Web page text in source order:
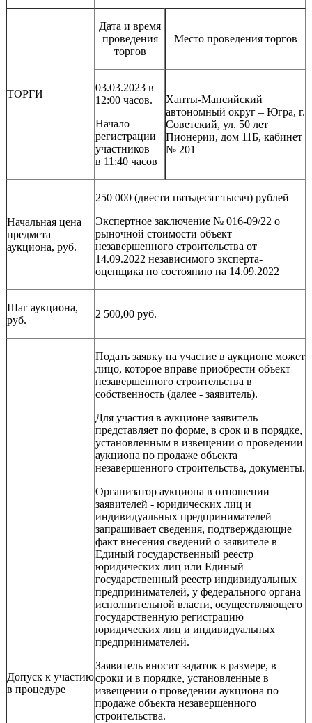
ТОРГИ
Дата и время
проведения
торгов
Место проведения торгов
03.03.2023 в
12:00 часов.
Начало
регистрации
участников
в 11:40 часов
Ханты-Мансийский
автономный округ – Югра, г.
Советский, ул. 50 лет
Пионерии, дом 11Б, кабинет
№ 201
Начальная цена
предмета
аукциона, руб.
250 000 (двести пятьдесят тысяч) рублей
Экспертное заключение № 016-09/22 о
рыночной стоимости объект
незавершенного строительства от
14.09.2022 независимого эксперта-
оценщика по состоянию на 14.09.2022
Шаг аукциона,
руб.
2 500,00 руб.
Допуск к участию
в процедуре
Подать заявку на участие в аукционе может
лицо, которое вправе приобрести объект
незавершенного строительства в
собственность (далее - заявитель).
Для участия в аукционе заявитель
представляет по форме, в срок и в порядке,
установленным в извещении о проведении
аукциона по продаже объекта
незавершенного строительства, документы.
Организатор аукциона в отношении
заявителей - юридических лиц и
индивидуальных предпринимателей
запрашивает сведения, подтверждающие
факт внесения сведений о заявителе в
Единый государственный реестр
юридических лиц или Единый
государственный реестр индивидуальных
предпринимателей, у федерального органа
исполнительной власти, осуществляющего
государственную регистрацию
юридических лиц и индивидуальных
предпринимателей.
Заявитель вносит задаток в размере, в
сроки и в порядке, установленные в
извещении о проведении аукциона по
продаже объекта незавершенного
строительства.